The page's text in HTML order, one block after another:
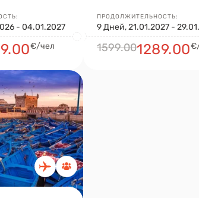
- 04.01.2027
€/чел
ПРОДОЛЖИТЕЛЬНОСТЬ:
9 Дней, 21.01.2027 -
1599.001289.00